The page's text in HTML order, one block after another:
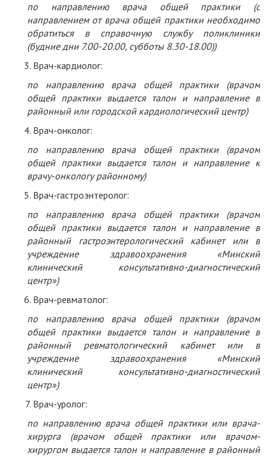
по направлению врача общей практики (с
направлением от врача общей практики необходимо
обратиться в справочную службу поликлиники
(будние дни 7.00-20.00, субботы 8.30-18.00))
Врач-кардиолог:
по направлению врача общей практики (врачом
общей практики выдается талон и направление в
районный или городской кардиологический центр)
Врач-онколог:
по направлению врача общей практики (врачом
общей практики выдается талон и направление к
врачу-онкологу районному)
Врач-гастроэнтеролог:
по направлению врача общей практики (врачом
общей практики выдается талон и направление в
районный гастроэнтерологический кабинет или в
учреждение здравоохранения «Минский
клинический консультативно-диагностический
центр»)
Врач-ревматолог:
по направлению врача общей практики (врачом
общей практики выдается талон и направление в
районный ревматологический кабинет или в
учреждение здравоохранения «Минский
клинический консультативно-диагностический
центр»)
Врач-уролог:
по направлению врача общей практики или врача-
хирурга (врачом общей практики или врачом-
хирургом выдается талон и направление в районный